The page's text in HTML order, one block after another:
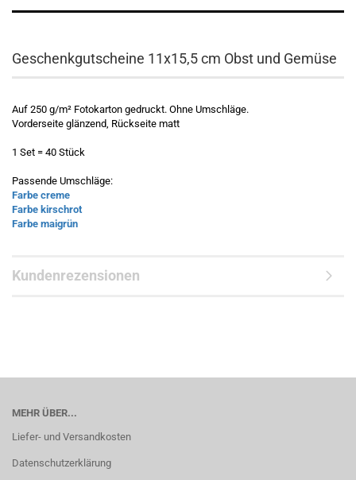
Geschenkgutscheine 11x15,5 cm Obst und Gemüse
Auf 250 g/m² Fotokarton gedruckt. Ohne Umschläge.
Vorderseite glänzend, Rückseite matt
1 Set = 40 Stück
Passende Umschläge:
Farbe creme
Farbe kirschrot
Farbe maigrün
Kundenrezensionen
MEHR ÜBER...
Liefer- und Versandkosten
Datenschutzerklärung